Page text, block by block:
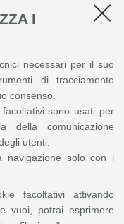
I
necessari per il suo
di tracciamento
consenso.
sono usati per
della comunicazione
utenti.
navigazione solo con i
facoltativi attivando
vuoi, potrai esprimere
d’Ottawa, 1994.
Who Always Felt Like
https://lithub.com/ines-
.
? Le cas des Italiens du
BLANC-CHALÉARDet
Dignity: